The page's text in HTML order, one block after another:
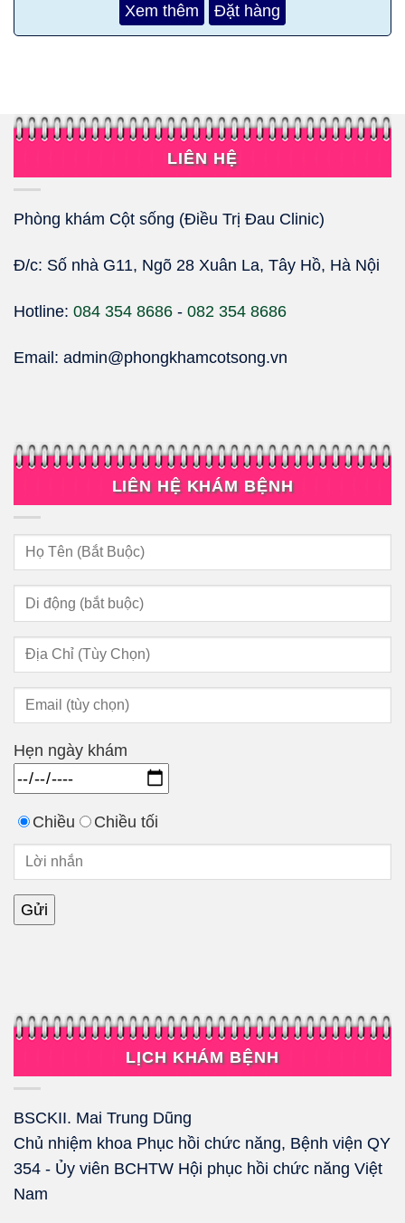
Xem thêm
Đặt hàng
LIÊN HỆ
Phòng khám Cột sống (Điều Trị Đau Clinic)
Đ/c: Số nhà G11, Ngõ 28 Xuân La, Tây Hồ, Hà Nội
Hotline: 084 354 8686 - 082 354 8686
Email: admin@phongkhamcotsong.vn
LIÊN HỆ KHÁM BỆNH
Hẹn ngày khám
Chiều Chiều tối
LỊCH KHÁM BỆNH
BSCKII. Mai Trung Dũng
Chủ nhiệm khoa Phục hồi chức năng, Bệnh viện QY
354 - Ủy viên BCHTW Hội phục hồi chức năng Việt
Nam